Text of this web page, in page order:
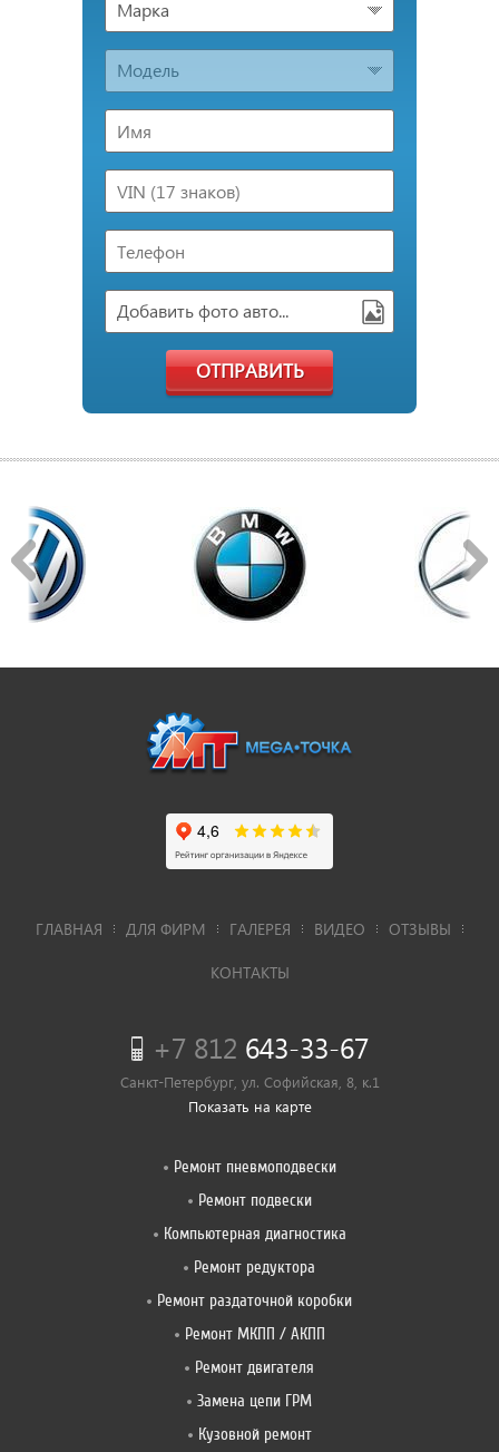
Марка
Модель
Добавить фото авто...
ОТПРАВИТЬ
ГЛАВНАЯ ДЛЯ ФИРМ ГАЛЕРЕЯ ВИДЕО ОТЗЫВЫ
КОНТАКТЫ
+7 812 643-33-67
Санкт-Петербург, ул. Софийская, 8, к.1
Показать на карте
Ремонт пневмоподвески
Ремонт подвески
Компьютерная диагностика
Ремонт редуктора
Ремонт раздаточной коробки
Ремонт МКПП / АКПП
Ремонт двигателя
Замена цепи ГРМ
Кузовной ремонт